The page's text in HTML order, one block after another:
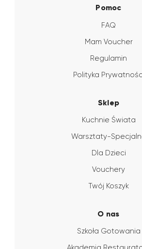
Pomoc
FAQ
Mam Voucher
Regulamin
Polityka
Sklep
Kuchnie Świata
Warsztaty-
Dla Dzieci
Vouchery
Twój Koszyk
O nas
Szkoła Gotowania